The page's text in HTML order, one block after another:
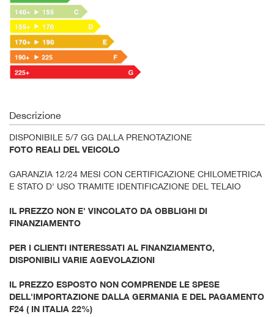
Descrizione
DISPONIBILE 5/7 GG DALLA PRENOTAZIONE
FOTO REALI DEL VEICOLO
GARANZIA 12/24 MESI CON CERTIFICAZIONE CHILOMETRICA
E STATO D' USO TRAMITE IDENTIFICAZIONE DEL TELAIO
IL PREZZO NON E' VINCOLATO DA OBBLIGHI DI
FINANZIAMENTO
PER I CLIENTI INTERESSATI AL FINANZIAMENTO,
DISPONIBILI VARIE AGEVOLAZIONI
IL PREZZO ESPOSTO NON COMPRENDE LE SPESE
DELL'IMPORTAZIONE DALLA GERMANIA E DEL PAGAMENTO
F24 ( IN ITALIA 22%)